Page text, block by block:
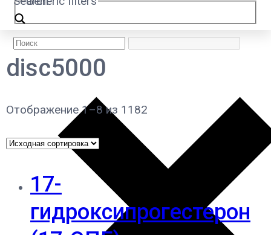
disc5000
Отображение 1–8 из 1182
17-
гидроксипрогестерон